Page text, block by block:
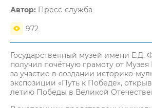
Автор: Пресс-служба
972
Государственный музей имени Е.Д.
получил почётную грамоту от
за участие в создании историко-
экспозиции «Путь к Победе»,
летию Победы в Великой